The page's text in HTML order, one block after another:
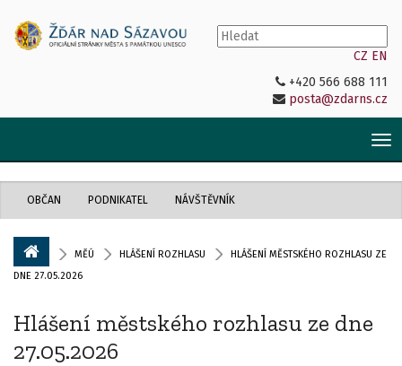
CZ EN
+420 566 688 111
posta@zdarns.cz
OBČAN PODNIKATEL NÁVŠTĚVNÍK
MĚÚ HLÁŠENÍ ROZHLASU
HLÁŠENÍ MĚSTSKÉHO ROZHLASU ZE
DNE 27.05.2026
Hlášení městského rozhlasu ze dne
27.05.2026